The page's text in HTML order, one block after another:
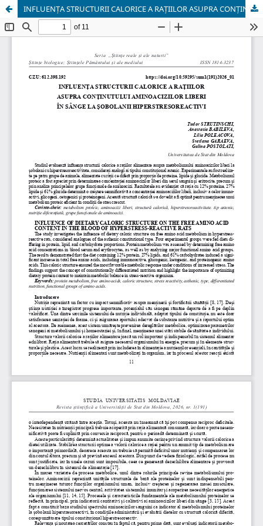
INFLUENȚA STRUCTURII CALORICE A RAȚIILOR ASUPRA CONȚINUTULUI AMINOACIZILOR LIBERI ÎN SÂNGE LA ȘOBOLANII HIPERSTRESOREACTIVI